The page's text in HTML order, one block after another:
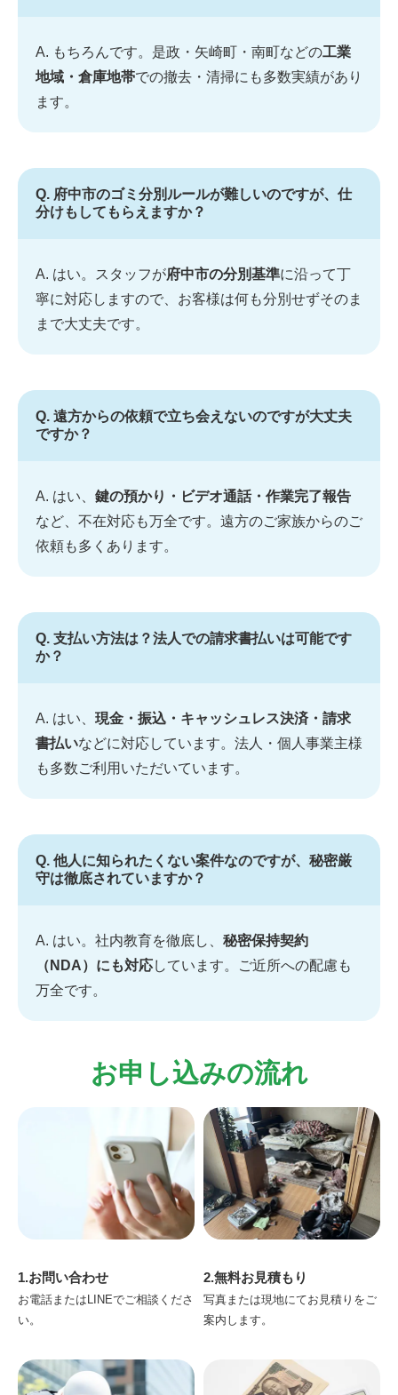
A. もちろんです。是政・矢崎町・南町などの工業
地域・倉庫地帯での撤去・清掃にも多数実績があり
ます。
Q. 府中市のゴミ分別ルールが難しいのですが、仕
分けもしてもらえますか？
A. はい。スタッフが府中市の分別基準に沿って丁
寧に対応しますので、お客様は何も分別せずそのま
まで大丈夫です。
Q. 遠方からの依頼で立ち会えないのですが大丈夫
ですか？
A. はい、 鍵の預かり・ビデオ通話・作業完了報告
など、不在対応も万全です。遠方のご家族からのご
依頼も多くあります。
Q. 支払い方法は？法人での請求書払いは可能です
か？
A. はい、 現金・振込・キャッシュレス決済・請求
書払いなどに対応しています。法人・個人事業主様
も多数ご利用いただいています。
Q. 他人に知られたくない案件なのですが、秘密厳
守は徹底されていますか？
A. はい。社内教育を徹底し、 秘密保持契約
（NDA）にも対応しています。ご近所への配慮も
万全です。
お申し込みの流れ
1.お問い合わせ
お電話またはLINEでご相談くださ
い。
2.無料お見積もり
写真または現地にてお見積りをご
案内します。